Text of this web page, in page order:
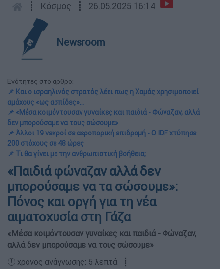
┋ Κόσμος ┋ 26.05.2025 16:14
Newsroom
Ενότητες στο άρθρο:
📌 Και ο ισραηλινός στρατός λέει πως η Χαμάς χρησιμοποιεί
αμάχους «ως ασπίδες»...
📌 «Μέσα κοιμόντουσαν γυναίκες και παιδιά - Φώναζαν, αλλά
δεν μπορούσαμε να τους σώσουμε»
📌 Άλλοι 19 νεκροί σε αεροπορική επιδρομή - Ο IDF χτύπησε
200 στόχους σε 48 ώρες
📌 Τι θα γίνει με την ανθρωπιστική βοήθεια;
«Παιδιά φώναζαν αλλά δεν
μπορούσαμε να τα σώσουμε»:
Πόνος και οργή για τη νέα
αιματοχυσία στη Γάζα
«Μέσα κοιμόντουσαν γυναίκες και παιδιά - Φώναζαν,
αλλά δεν μπορούσαμε να τους σώσουμε»
🕛 χρόνος ανάγνωσης: 5 λεπτά ┋